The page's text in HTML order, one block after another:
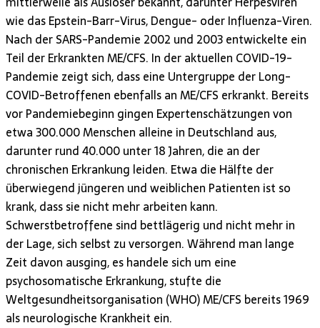
wie das Epstein-Barr-Virus, Dengue- oder Influenza-Viren.
Nach der SARS-Pandemie 2002 und 2003 entwickelte ein
Teil der Erkrankten ME/CFS. In der aktuellen COVID-19-
Pandemie zeigt sich, dass eine Untergruppe der Long-
COVID-Betroffenen ebenfalls an ME/CFS erkrankt. Bereits
vor Pandemiebeginn gingen Expertenschätzungen von
etwa 300.000 Menschen alleine in Deutschland aus,
darunter rund 40.000 unter 18 Jahren, die an der
chronischen Erkrankung leiden. Etwa die Hälfte der
überwiegend jüngeren und weiblichen Patienten ist so
krank, dass sie nicht mehr arbeiten kann.
Schwerstbetroffene sind bettlägerig und nicht mehr in
der Lage, sich selbst zu versorgen. Während man lange
Zeit davon ausging, es handele sich um eine
psychosomatische Erkrankung, stufte die
Weltgesundheitsorganisation (WHO) ME/CFS bereits 1969
als neurologische Krankheit ein.